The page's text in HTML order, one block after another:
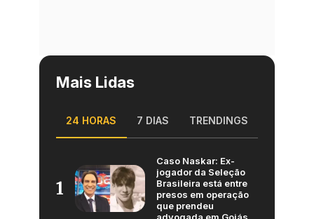
Mais Lidas
24 HORAS 7 DIAS TRENDINGS
1
Caso Naskar: Ex-
jogador da Seleção
Brasileira está entre
presos em operação
que prendeu
advogada em Goiás